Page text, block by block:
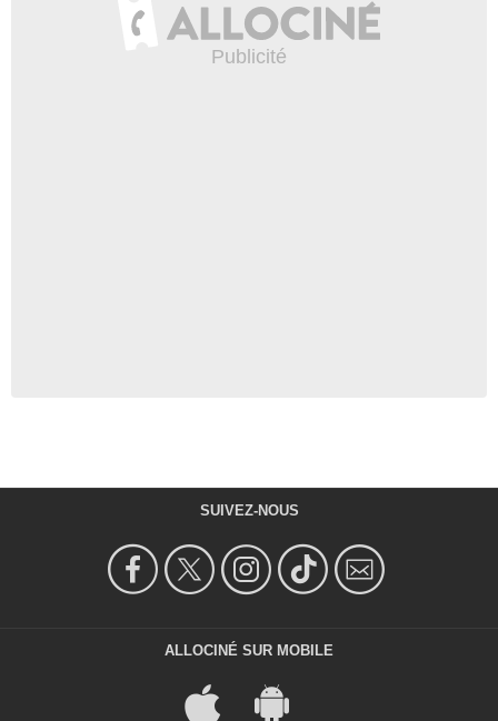
SUIVEZ-NOUS
ALLOCINÉ SUR MOBILE